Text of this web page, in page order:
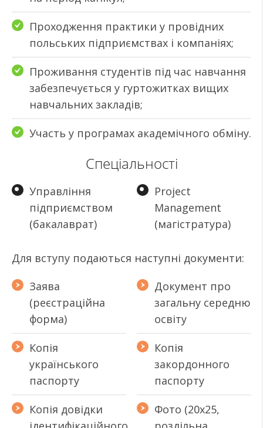
Проходження практики у провідних
польських підприємствах і компаніях;
Проживання студентів під час навчання
забезпечується у гуртожитках вищих
навчальних закладів;
Участь у програмах академічного обміну.
Спеціальності
Управління
підприємством
(бакалаврат)
Project
Management
(магістратура)
Для вступу подаються наступні документи:
Заява
(реєстраційна
форма)
Документ про
загальну середню
освіту
Копія
українського
паспорту
Копія
закордонного
паспорту
Копія довідки
Фото (20х25,